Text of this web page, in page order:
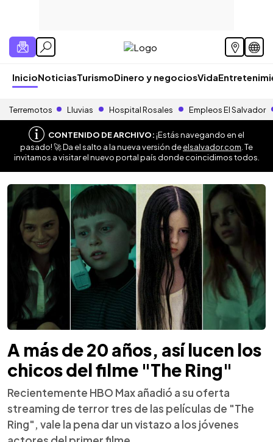
InicioNoticiasTurismoDinero y negociosVida
Terremotos Lluvias Hospital Rosales Empleos El Salvador
CONTENIDO DE ARCHIVO:¡Estás navegando en el
pasado! 🚀 Da el salto a la nueva versión deelsalvador.com . Te
invitamos a visitar el nuevo portal país donde coincidimos todos.
A más de 20 años, así lucen los
chicos del filme "The Ring"
Recientemente HBO Max añadió a su oferta
streaming de terror tres de las películas de "The
Ring", vale la pena dar un vistazo a los jóvenes